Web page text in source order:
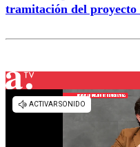
tramitación del proyecto